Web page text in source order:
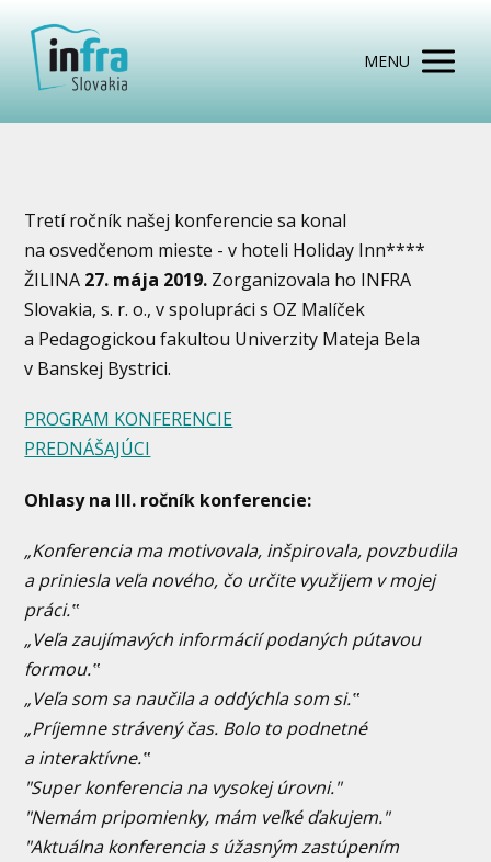
MENU
Tretí ročník našej konferencie sa konal
na osvedčenom mieste - v hoteli Holiday Inn****
ŽILINA 27. mája 2019. Zorganizovala ho INFRA
Slovakia, s. r. o., v spolupráci s OZ Malíček
a Pedagogickou fakultou Univerzity Mateja Bela
v Banskej Bystrici.
PROGRAM KONFERENCIE
PREDNÁŠAJÚCI
Ohlasy na III. ročník konferencie:
„Konferencia ma motivovala, inšpirovala, povzbudila
a priniesla veľa nového, čo určite využijem v mojej
práci.‟
„Veľa zaujímavých informácií podaných pútavou
formou.‟
„Veľa som sa naučila a oddýchla som si.‟
„Príjemne strávený čas. Bolo to podnetné
a interaktívne.‟
"Super konferencia na vysokej úrovni."
"Nemám pripomienky, mám veľké ďakujem."
"Aktuálna konferencia s úžasným zastúpením